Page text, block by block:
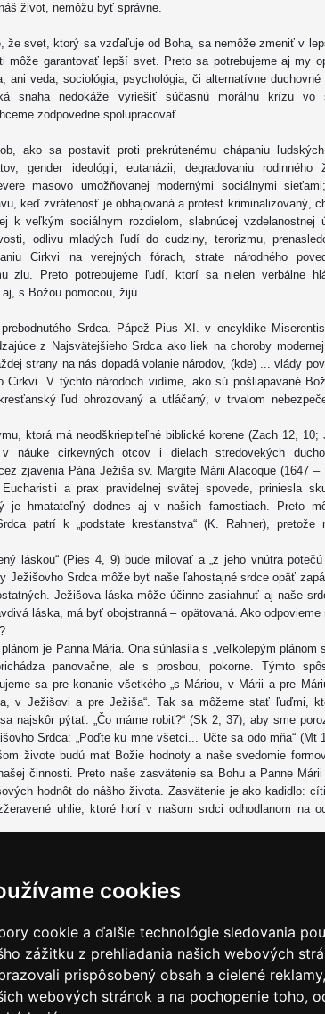
cookies
cookie a ďalšie technológie sledovania
zážitku z prehliadania našich webových
prispôsobený obsah a cielené
webových stránok a na pochopenie toho,
život, nemôžu byť správne.
že svet, ktorý sa vzďaľuje od Boha, sa nemôže zmeniť v
môže garantovať lepší svet. Preto sa potrebujeme aj my
ani veda, sociológia, psychológia, či alternatívne duchovné
snaha nedokáže vyriešiť súčasnú morálnu krízu vo
zodpovedne spolupracovať.
ako sa postaviť proti prekrútenému chápaniu
gender ideológii, eutanázii, degradovaniu rodinného
masovo umožňovanej modernými sociálnymi
keď zvrátenosť je obhajovaná a protest kriminalizovaný,
k veľkým sociálnym rozdielom, slabnúcej vzdelanostnej
odlivu mladých ľudí do cudziny, terorizmu,
Cirkvi na verejných fórach, strate národného
zlu. Preto potrebujeme ľudí, ktorí sa nielen verbálne
s Božou pomocou, žijú.
Srdca. Pápež Pius XI. v encyklike
z Najsvätejšieho Srdca ako liek na choroby
strany na nás dopadá volanie národov, (kde) ... vlády
Cirkvi. V týchto národoch vidíme, ako sú pošliapavané
ľud ohrozovaný a utláčaný, v trvalom
ktorá má neodškriepiteľné biblické korene (Zach 12, 10;
cirkevných otcov i dielach stredovekých
zjavenia Pána Ježiša sv. Margite Márii Alacoque (1647 –
a prax pravidelnej svätej spovede, priniesla
je hmatateľný dodnes aj v našich farnostiach. Preto
patrí k „podstate kresťanstva“ (K. Rahner), pretože
láskou“ (Pies 4, 9) bude milovať a „z jeho vnútra
Ježišovho Srdca môže byť naše ľahostajné srdce opäť
Ježišova láska môže účinne zasiahnuť aj naše
láska, má byť obojstranná – opätovaná. Ako odpovieme
je Panna Mária. Ona súhlasila s „veľkolepým plánom
panovačne, ale s prosbou, pokorne. Týmto
sa pre konanie všetkého „s Máriou, v Márii a pre
v Ježišovi a pre Ježiša“. Tak sa môžeme stať ľuďmi,
najskôr pýtať: „Čo máme robiť?“ (Sk 2, 37), aby sme
Srdca: „Poďte ku mne všetci... Učte sa odo mňa“ (Mt
živote budú mať Božie hodnoty a naše svedomie
činnosti. Preto naše zasvätenie sa Bohu a Panne
hodnôt do nášho života. Zasvätenie je ako kadidlo:
uhlie, ktoré horí v našom srdci odhodlanom na
na Národnú púť do Nitry na slávnosť sv. Cyrila a Metoda
Srdcu Ježišovmu a Nepoškvrnenému Srdcu Panny
modliť: „Ty však z výsosti, hľaď na nás, túžiacich za
nebezpečenstva a rozširuj pravé učenie... aby sme,
s tebou... po pravej strane Krista, nášho Boha a prijali od